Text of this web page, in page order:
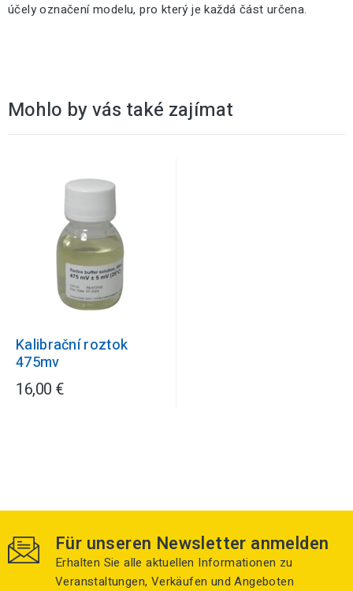
účely označení modelu, pro který je každá část určena.
Mohlo by vás také zajímat
Kalibrační roztok
475mv
16,00 €
Für unseren Newsletter anmelden
Erhalten Sie alle aktuellen Informationen zu
Veranstaltungen, Verkäufen und Angeboten